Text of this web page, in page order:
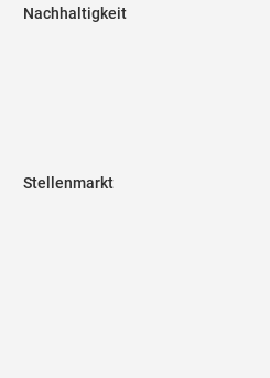
Nachhaltigkeit
Stellenmarkt